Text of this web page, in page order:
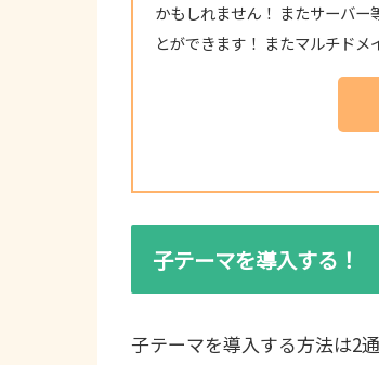
かもしれません！ またサーバ
とができます！ またマルチドメ
子テーマを導入する！
子テーマを導入する方法は2通